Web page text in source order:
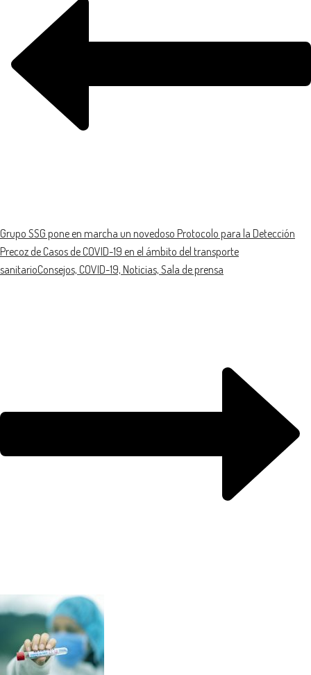
Grupo SSG pone en marcha un novedoso Protocolo para la Detección
Precoz de Casos de COVID-19 en el ámbito del transporte
sanitarioConsejos, COVID-19, Noticias, Sala de prensa